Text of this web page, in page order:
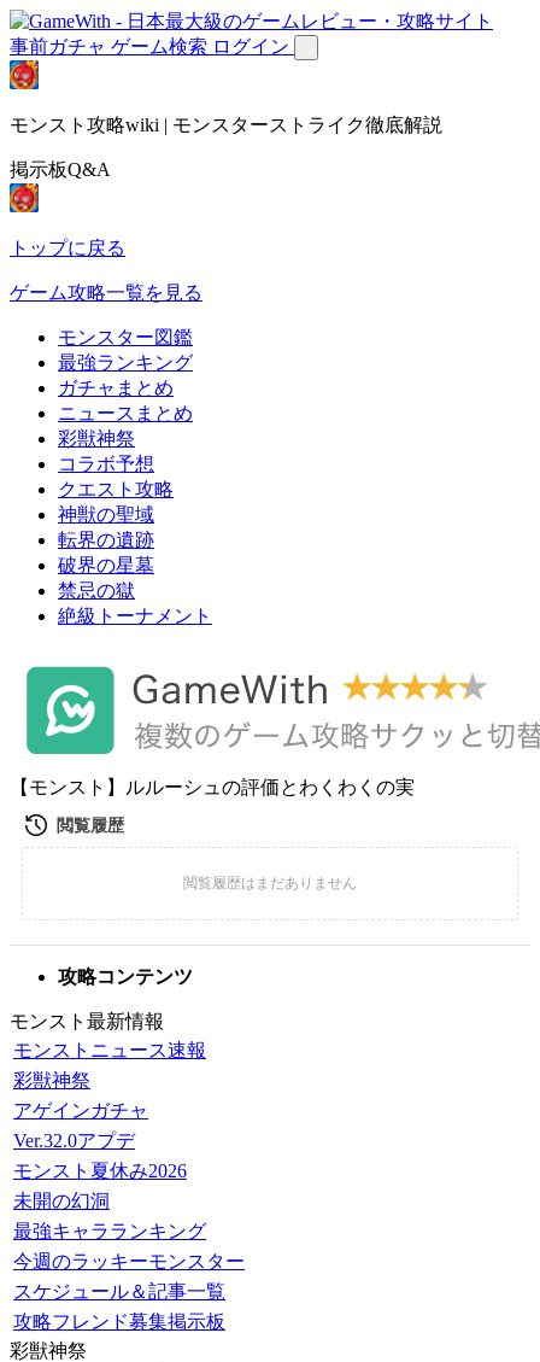
事前ガチャ ゲーム検索 ログイン
モンスト攻略wiki | モンスターストライク徹底解説
掲示板Q&A
トップに戻る
ゲーム攻略一覧を見る
モンスター図鑑
最強ランキング
ガチャまとめ
ニュースまとめ
彩獣神祭
コラボ予想
クエスト攻略
神獣の聖域
転界の遺跡
破界の星墓
禁忌の獄
絶級トーナメント
【モンスト】ルルーシュの評価とわくわくの実
攻略コンテンツ
モンスト最新情報
モンストニュース速報
彩獣神祭
アゲインガチャ
Ver.32.0アプデ
モンスト夏休み2026
未開の幻洞
最強キャラランキング
今週のラッキーモンスター
スケジュール＆記事一覧
攻略フレンド募集掲示板
彩獣神祭